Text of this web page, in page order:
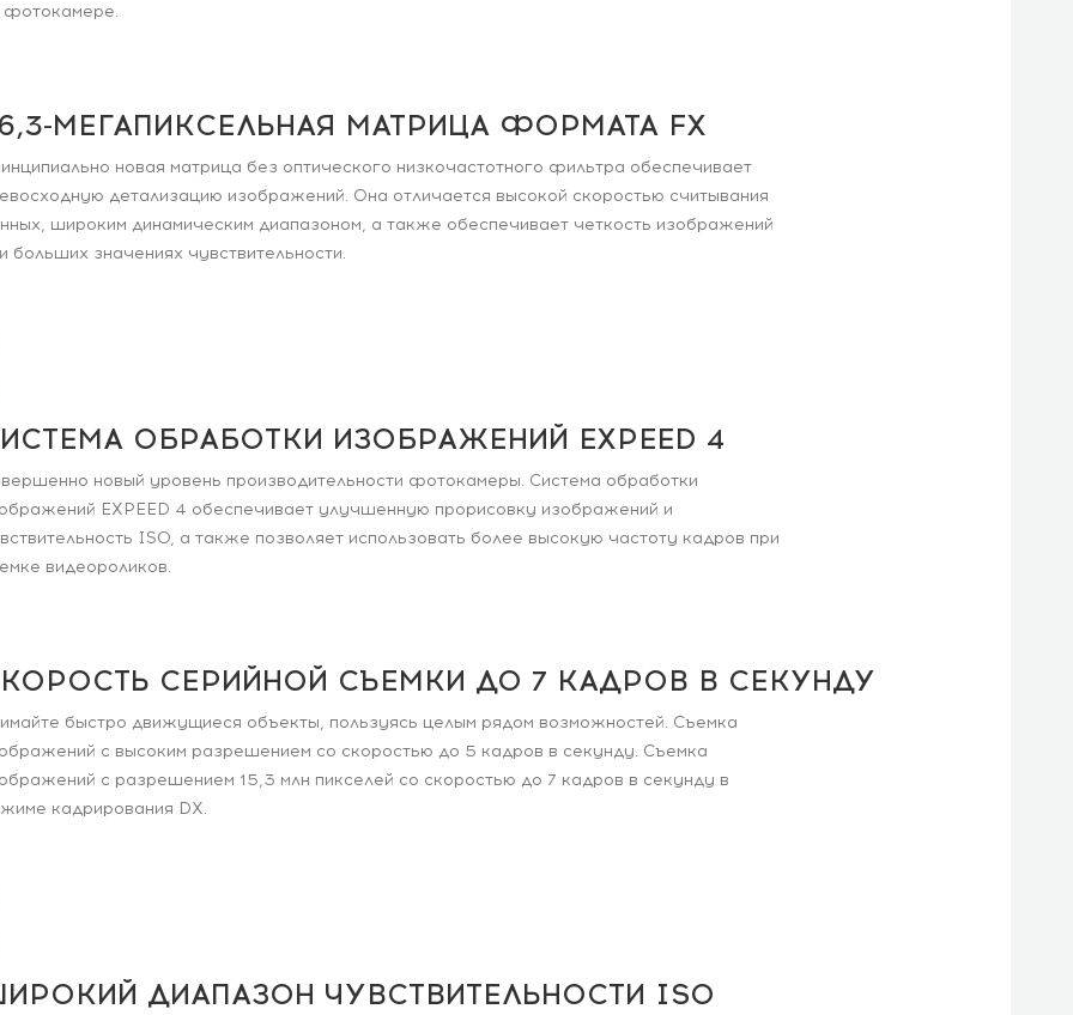
фотокамере.
МЕГАПИКСЕЛЬНАЯ МАТРИЦА ФОРМАТА FX
новая матрица без оптического низкочастотного фильтра обеспечивает
детализацию изображений. Она отличается высокой скоростью считывания
широким динамическим диапазоном, а также обеспечивает четкость изображений
больших значениях чувствительности.
ОБРАБОТКИ ИЗОБРАЖЕНИЙ EXPEED 4
новый уровень производительности фотокамеры. Система обработки
EXPEED 4 обеспечивает улучшенную прорисовку изображений и
ISO, а также позволяет использовать более высокую частоту кадров при
видеороликов.
СЕРИЙНОЙ СЪЕМКИ ДО 7 КАДРОВ В СЕКУНДУ
быстро движущиеся объекты, пользуясь целым рядом возможностей. Съемка
с высоким разрешением со скоростью до 5 кадров в секунду. Съемка
с разрешением 15,3 млн пикселей со скоростью до 7 кадров в секунду в
кадрирования DX.
ДИАПАЗОН ЧУВСТВИТЕЛЬНОСТИ ISO